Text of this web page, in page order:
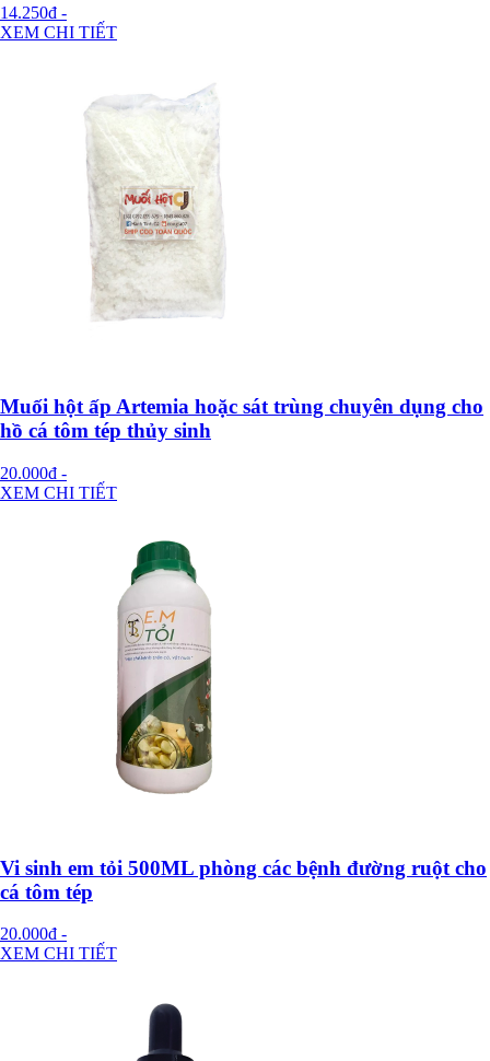
14.250đ -
XEM CHI TIẾT
Muối hột ấp Artemia hoặc sát trùng chuyên dụng cho
hồ cá tôm tép thủy sinh
20.000đ -
XEM CHI TIẾT
Vi sinh em tỏi 500ML phòng các bệnh đường ruột cho
cá tôm tép
20.000đ -
XEM CHI TIẾT